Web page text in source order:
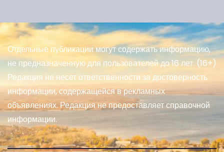
Отдельные публикации могут содержать информацию,
не предназначенную для пользователей до 16 лет. (16+)
Редакция не несет ответственности за достоверность
информации, содержащейся в рекламных
объявлениях. Редакция не предоставляет справочной
информации.